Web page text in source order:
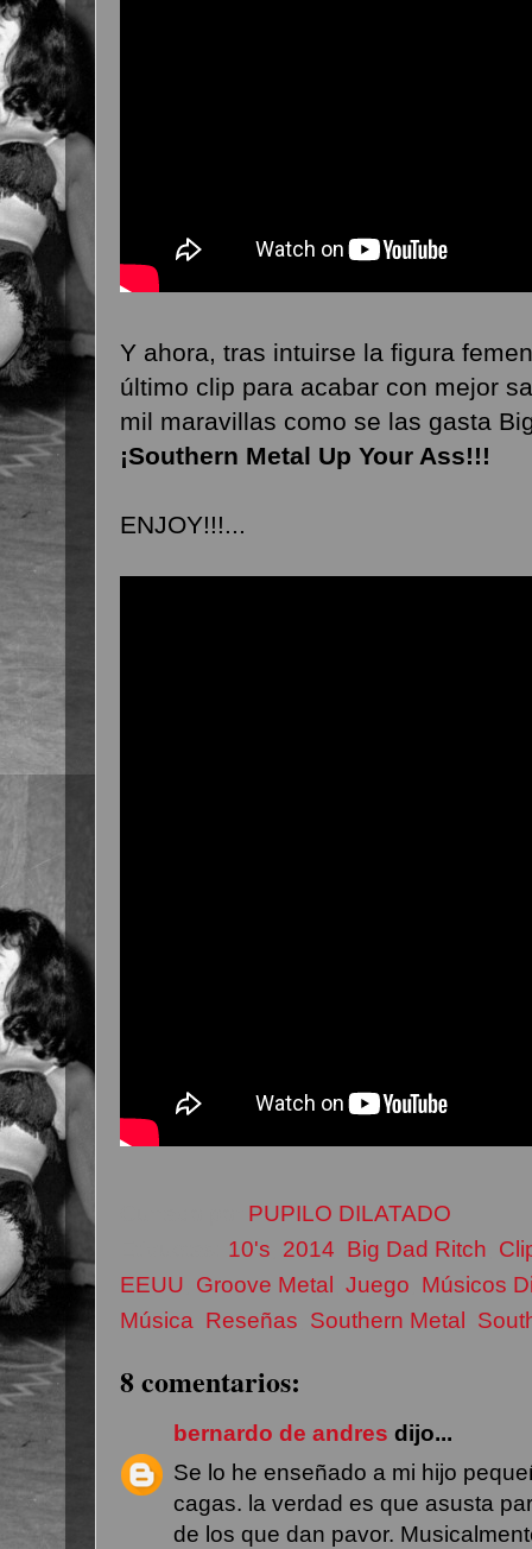
Y ahora, tras intuirse la figura
último clip para acabar con mejor
mil maravillas como se las gasta
¡Southern Metal Up Your Ass!!!
ENJOY!!!...
PUPILO DILATADO
10's 2014 Big Dad Ritch
EEUU Groove Metal Juego Músicos
Música Reseñas Southern Metal
8 comentarios:
bernardo de andres dijo...
Se lo he enseñado a mi hijo
cagas. la verdad es que asusta
de los que dan pavor.